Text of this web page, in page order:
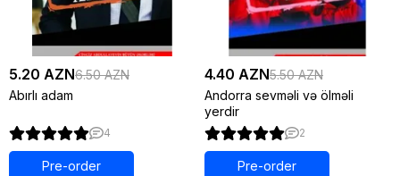
5.20 AZN6.50 AZN
Abırlı adam
4
Pre-order
4.40 AZN5.50 AZN
Andorra sevməli və ölməli
yerdir
2
Pre-order